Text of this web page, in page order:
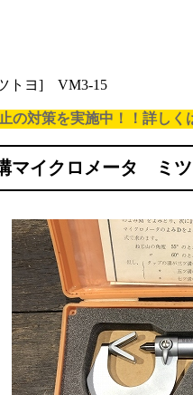
トヨ] VM3-15
の対策を実施中！！詳しく
マイクロメータ ミ